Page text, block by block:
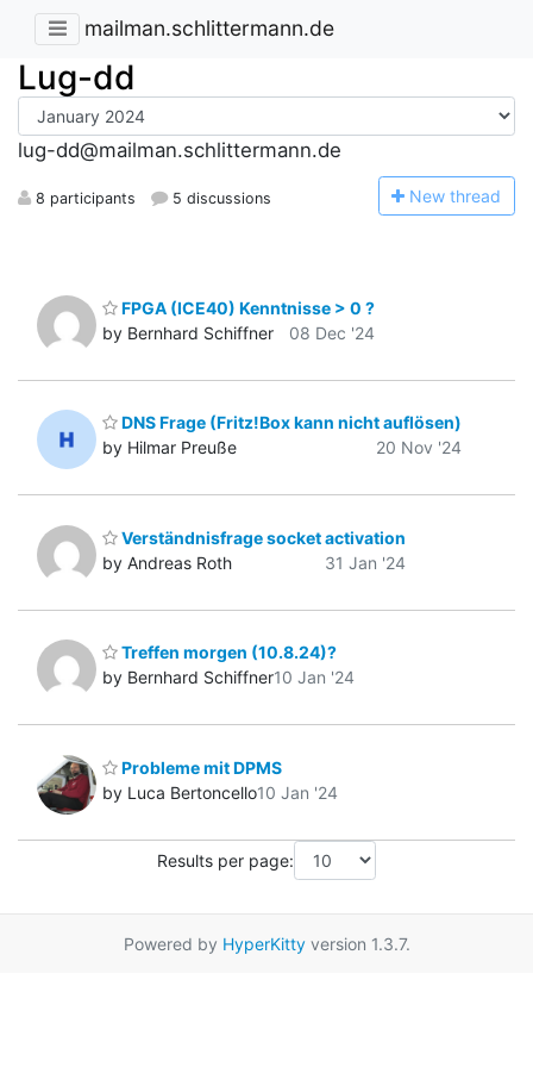
mailman.schlittermann.de
Lug-dd
lug-dd@mailman.schlittermann.de
8 participants 5 discussions New thread
FPGA (ICE40) Kenntnisse > 0 ?
by Bernhard Schiffner
08 Dec '24
DNS Frage (Fritz!Box kann nicht auflösen)
by Hilmar Preuße
20 Nov '24
Verständnisfrage socket activation
by Andreas Roth
31 Jan '24
Treffen morgen (10.8.24)?
by Bernhard Schiffner10 Jan '24
Probleme mit DPMS
by Luca Bertoncello10 Jan '24
Results per page:
Powered by HyperKittyversion 1.3.7.